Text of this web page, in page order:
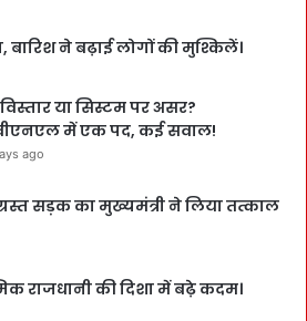
बारिश ने बढ़ाई लोगों की मुश्किलें।
या सिस्टम पर असर?
में एक पद, कई सवाल!
ago
सड़क का मुख्यमंत्री ने लिया तत्काल
राजधानी की दिशा में बढ़े कदम।